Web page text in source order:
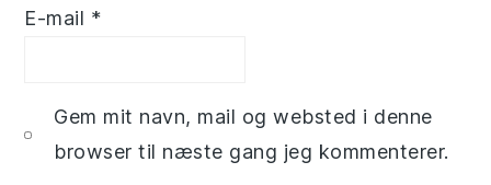
E-mail *
Gem mit navn, mail og websted i denne
browser til næste gang jeg kommenterer.